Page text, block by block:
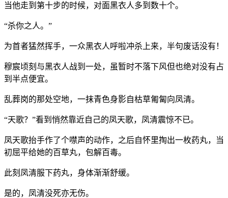
当他走到第十步的时候，对面黑衣人多到数十个。
“杀你之人。”
为首者猛然挥手，一众黑衣人呼啦冲杀上来，半句废话没有！
穆宸顷刻与黑衣人战到一处，虽暂时不落下风但也绝对没有占
到半点便宜。
乱葬岗的那处空地，一抹青色身影自枯草匍匐向凤清。
“天歌？”看到悄然靠近自己的凤天歌，凤清震惊不已。
凤天歌抬手作了个噤声的动作，之后自怀里掏出一枚药丸，当
初屈平给她的百草丸，包解百毒。
此刻凤清服下药丸，身体渐渐舒缓。
是的，凤清没死亦无伤。